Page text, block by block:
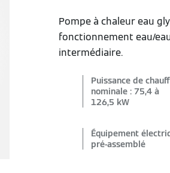
Pompe à chaleur eau
fonctionnement eau/
intermédiaire.
Puissance de
nominale : 75,4 à
126,5 kW
Équipement
pré-assemblé